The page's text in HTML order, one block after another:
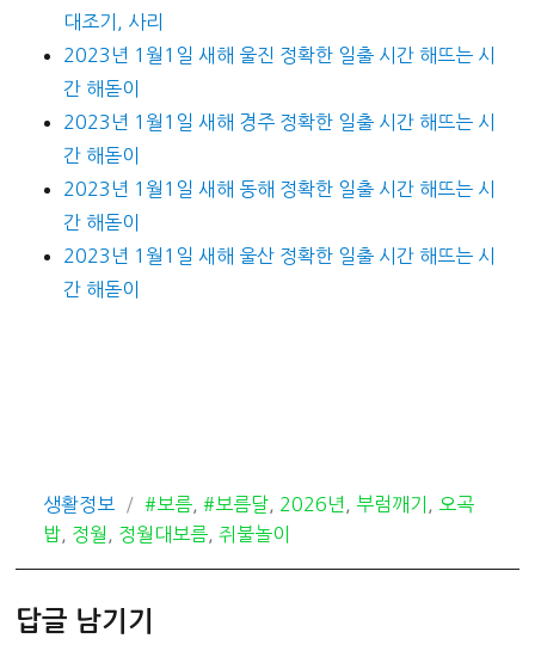
대조기, 사리
2023년 1월1일 새해 울진 정확한 일출 시간 해뜨는 시
간 해돋이
2023년 1월1일 새해 경주 정확한 일출 시간 해뜨는 시
간 해돋이
2023년 1월1일 새해 동해 정확한 일출 시간 해뜨는 시
간 해돋이
2023년 1월1일 새해 울산 정확한 일출 시간 해뜨는 시
간 해돋이
카
테
생활정보
태
그
#보름, #보름달, 2026년 부럼깨기
오곡
밥
정월 정월대보름 ,쥐불놀이
답글 남기기